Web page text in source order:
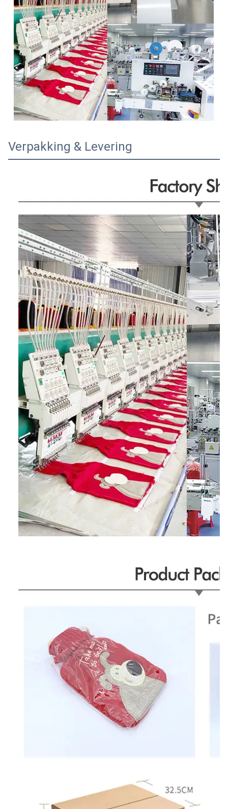
Verpakking & Levering